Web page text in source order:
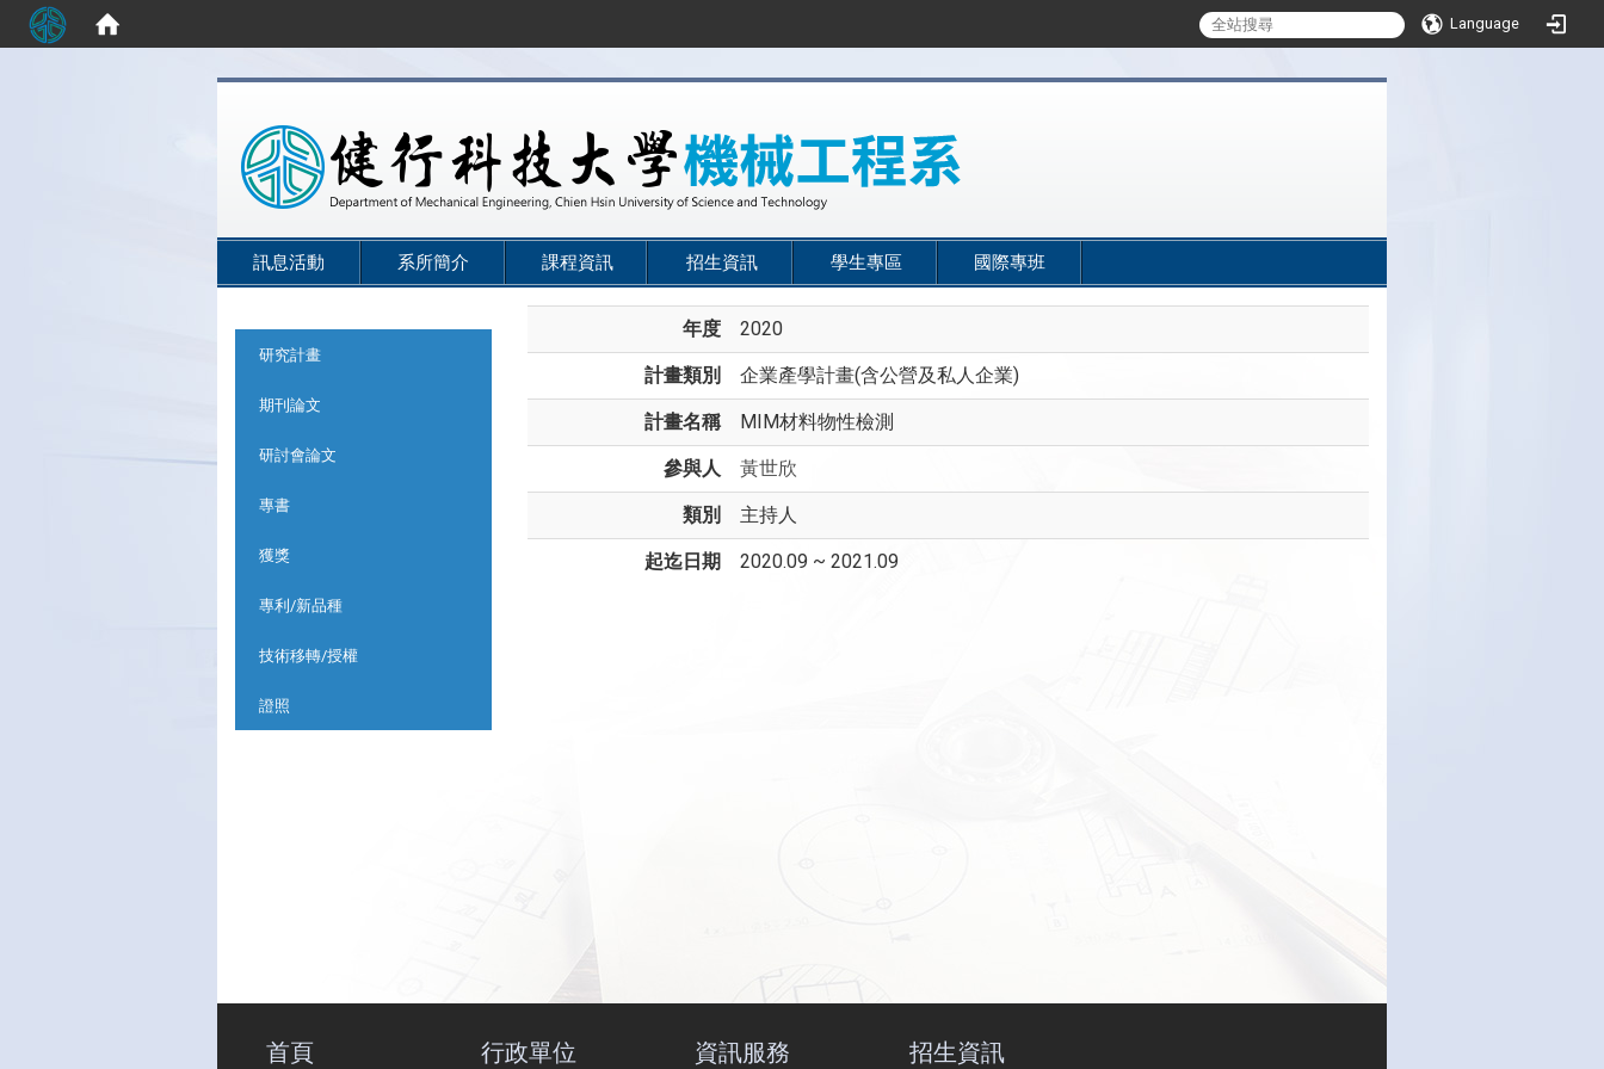
Language
訊息活動 系所簡介 課程資訊 招生資訊 學生專區 國際專班
研究計畫
期刊論文
研討會論文
專書
獲獎
專利/新品種
技術移轉/授權
證照
年度 2020
計畫類別 企業產學計畫(含公營及私人企業)
計畫名稱 MIM材料物性檢測
參與人 黃世欣
類別 主持人
起迄日期 2020.09 ~ 2021.09
首頁 行政單位 資訊服務 招生資訊